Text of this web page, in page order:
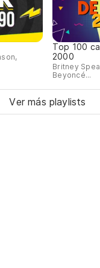
Top 100
2000
Britney
Beyoncé...
Ver más playlists